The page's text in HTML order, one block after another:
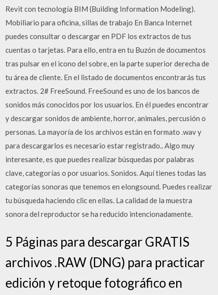
Revit con tecnología BIM (Building Information Modeling).
Mobiliario para oficina, sillas de trabajo En Banca Internet
puedes consultar o descargar en PDF los extractos de tus
cuentas o tarjetas. Para ello, entra en tu Buzón de documentos
tras pulsar en el icono del sobre, en la parte superior derecha de
tu área de cliente. En el listado de documentos encontrarás tus
extractos. 2# FreeSound. FreeSound es uno de los bancos de
sonidos más conocidos por los usuarios. En él puedes encontrar
y descargar sonidos de ambiente, horror, animales, percusión o
personas. La mayoría de los archivos están en formato .wav y
para descargarlos es necesario estar registrado.. Algo muy
interesante, es que puedes realizar búsquedas por palabras
clave, categorías o por usuarios. Sonidos. Aquí tienes todas las
categorías sonoras que tenemos en elongsound. Puedes realizar
tu búsqueda haciendo clic en ellas. La calidad de la muestra
sonora del reproductor se ha reducido intencionadamente.
5 Páginas para descargar GRATIS
archivos .RAW (DNG) para practicar
edición y retoque fotográfico en